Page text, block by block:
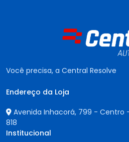
Você precisa, a Central Resolve
Endereço da Loja
Avenida Inhacorá, 799 - Centro
818
Institucional